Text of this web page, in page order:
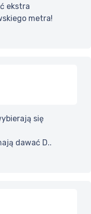
ekstra
metra!
się
dawać D..